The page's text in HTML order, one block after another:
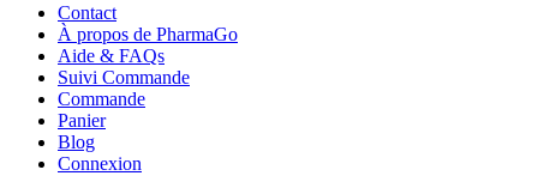
Contact
À propos de PharmaGo
Aide & FAQs
Suivi Commande
Commande
Panier
Blog
Connexion